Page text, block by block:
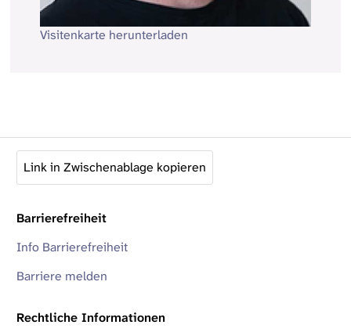
Visitenkarte herunterladen
Link in Zwischenablage kopieren
Barrierefreiheit
Info Barrierefreiheit
Barriere melden
Rechtliche Informationen